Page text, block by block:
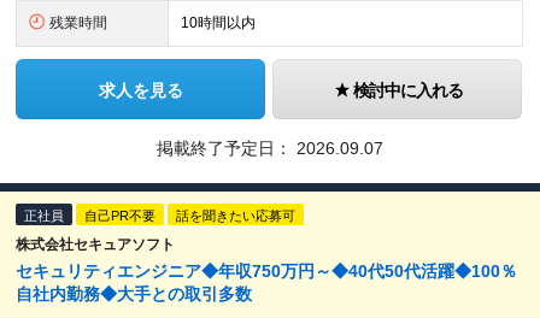
残業時間 10時間以内
求人を見る 検討中に入れる
掲載終了予定日： 2026.09.07
正社員 自己PR不要 話を聞きたい応募可
株式会社セキュアソフト
セキュリティエンジニア◆年収750万円～◆40代50代活躍◆100％
自社内勤務◆大手との取引多数